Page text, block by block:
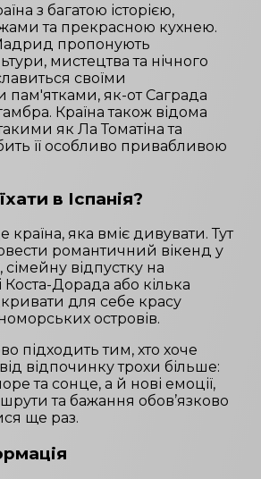
з багатою історією,
та прекрасною кухнею.
пропонують
мистецтва та нічного
своїми
пам'ятками, як-от Саграда
Країна також відома
як Ла Томатіна та
її особливо привабливою
в Іспанія?
країна, яка вміє дивувати. Тут
романтичний вікенд у
сімейну відпустку на
Дорада або кілька
для себе красу
островів.
підходить тим, хто хоче
відпочинку трохи більше:
та сонце, а й нові емоції,
та бажання обов’язково
ще раз.